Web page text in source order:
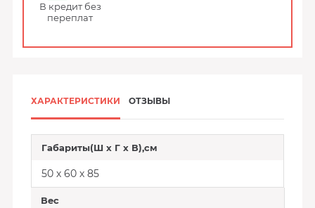
В кредит без
переплат
ХАРАКТЕРИСТИКИ ОТЗЫВЫ
Габариты(Ш х Г х В),см
50 х 60 х 85
Вес